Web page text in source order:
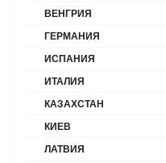
ВЕНГРИЯ
ГЕРМАНИЯ
ИСПАНИЯ
ИТАЛИЯ
КАЗАХСТАН
КИЕВ
ЛАТВИЯ